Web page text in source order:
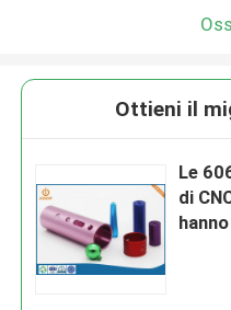
Ottieni il
Le
di